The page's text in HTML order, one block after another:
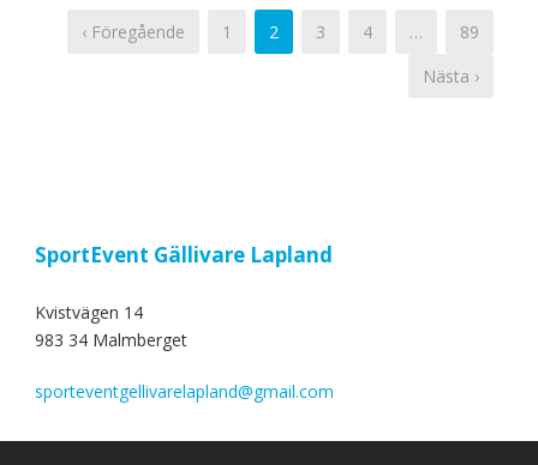
‹ Föregående 1 2 3 4 …
89
Nästa ›
SportEvent Gällivare Lapland
Kvistvägen 14
983 34 Malmberget
sporteventgellivarelapland@gmail.com